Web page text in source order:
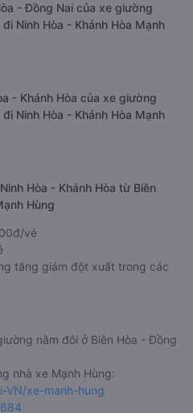
- Đồng Nai của xe giường
Ninh Hòa - Khánh Hòa Mạnh
- Khánh Hòa của xe giường
Ninh Hòa - Khánh Hòa Mạnh
Hòa - Khánh Hòa từ Biên
Hùng
vé
tăng giảm đột xuất trong các
nằm đôi ở Biên Hòa - Đồng
nhà xe Mạnh Hùng:
VN/xe-manh-hung